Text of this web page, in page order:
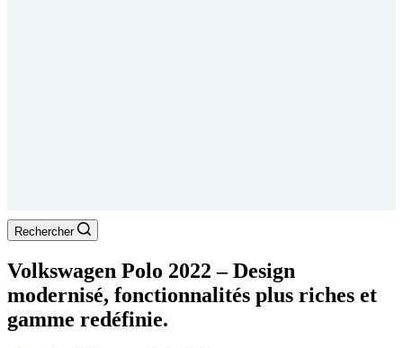
Rechercher
Volkswagen Polo 2022 – Design
modernisé, fonctionnalités plus riches et
gamme redéfinie.